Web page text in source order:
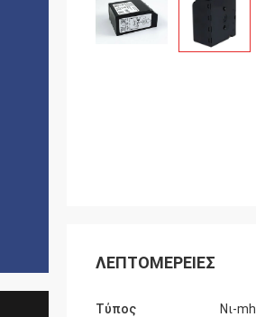
ΛΕΠΤΟΜΈΡΕΙΕΣ
Τύπος Νι-mh